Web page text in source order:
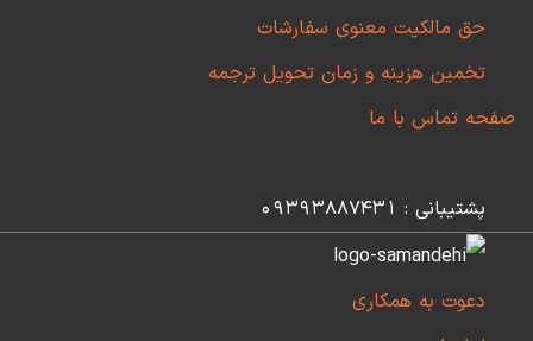
حق مالکیت معنوی سفارشات
تخمین هزینه و زمان تحویل ترجمه
صفحه تماس با ما
پشتیبانی : 09393887431
دعوت به همکاری